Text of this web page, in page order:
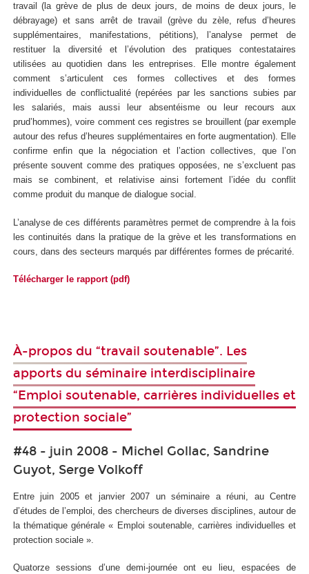
travail (la grève de plus de deux jours, de moins de deux jours, le
débrayage) et sans arrêt de travail (grève du zèle, refus d’heures
supplémentaires, manifestations, pétitions), l’analyse permet de
restituer la diversité et l’évolution des pratiques contestataires
utilisées au quotidien dans les entreprises. Elle montre également
comment s’articulent ces formes collectives et des formes
individuelles de conflictualité (repérées par les sanctions subies par
les salariés, mais aussi leur absentéisme ou leur recours aux
prud’hommes), voire comment ces registres se brouillent (par exemple
autour des refus d’heures supplémentaires en forte augmentation). Elle
confirme enfin que la négociation et l’action collectives, que l’on
présente souvent comme des pratiques opposées, ne s’excluent pas
mais se combinent, et relativise ainsi fortement l’idée du conflit
comme produit du manque de dialogue social.
L’analyse de ces différents paramètres permet de comprendre à la fois
les continuités dans la pratique de la grève et les transformations en
cours, dans des secteurs marqués par différentes formes de précarité.
Télécharger le rapport (pdf)
À-propos du “travail soutenable”. Les
apports du séminaire interdisciplinaire
“Emploi soutenable, carrières individuelles et
protection sociale”
#48 - juin 2008 - Michel Gollac, Sandrine
Guyot, Serge Volkoff
Entre juin 2005 et janvier 2007 un séminaire a réuni, au Centre
d’études de l’emploi, des chercheurs de diverses disciplines, autour de
la thématique générale « Emploi soutenable, carrières individuelles et
protection sociale ».
Quatorze sessions d’une demi-journée ont eu lieu, espacées de